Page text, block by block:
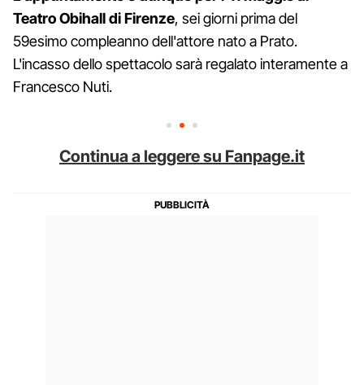
Teatro Obihall di Firenze, sei giorni prima del
59esimo compleanno dell'attore nato a Prato.
L'incasso dello spettacolo sarà regalato interamente a
Francesco Nuti.
Continua a leggere su Fanpage.it